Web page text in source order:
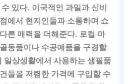
있다. 이국적인 과일과 신비
에서 현지인들과 소통하며 쇼
른 매력을 더해준다. 로컬 마
동품이나 수공예품을 구경할
일상생활에서 사용하는 생필품
들을 저렴한 가격에 구입할 수